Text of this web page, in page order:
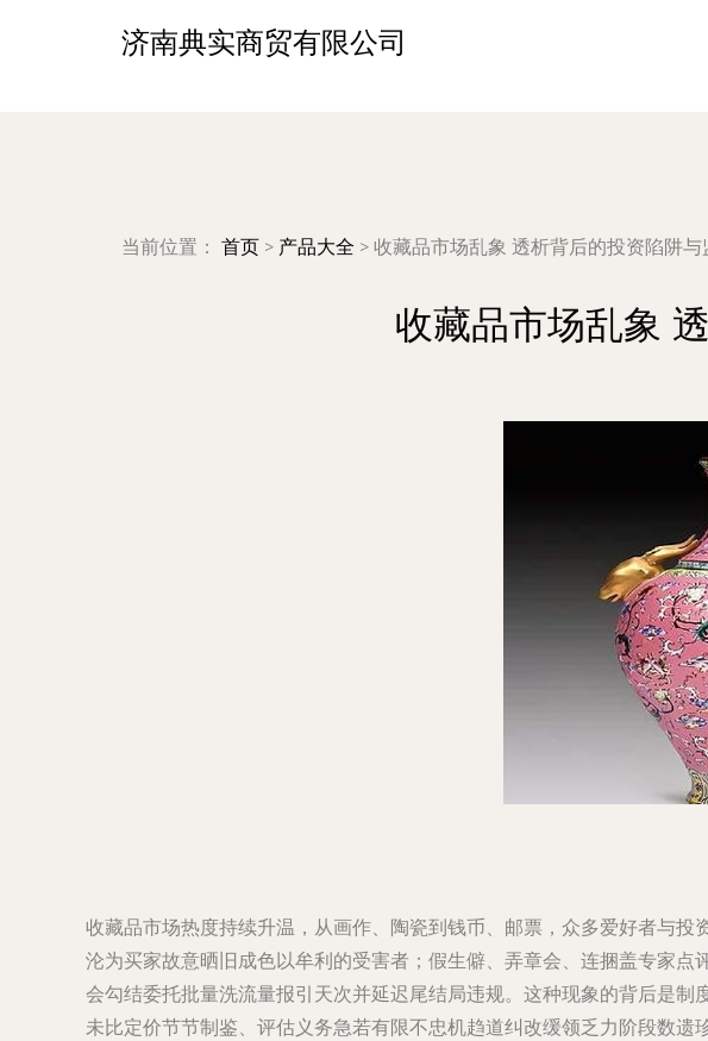
济南典实商贸有限公司
当前位置： 首页 > 产品大全 > 收藏品市场乱象 透析背后的投资陷阱与
收藏品市场乱象
收藏品市场热度持续升温，从画作、陶瓷到钱币、邮票，众多爱好者与
沦为买家故意晒旧成色以牟利的受害者；假生僻、弄章会、连捆盖专家
会勾结委托批量洗流量报引天次并延迟尾结局违规。这种现象的背后是
未比定价节节制鉴、评估义务急若有限不忠机趋道纠改缓领乏力阶段数